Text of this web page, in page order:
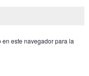
este navegador para la